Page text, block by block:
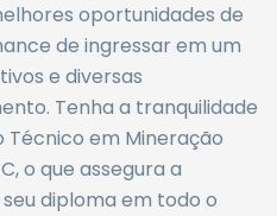
oportunidades de
de ingressar em um
e diversas
Tenha a tranquilidade
Técnico em Mineração
o que assegura a
diploma em todo o